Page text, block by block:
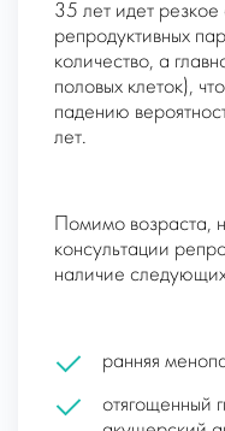
35 лет идет
репродуктивных
количество, а
половых клеток),
падению
лет.
Помимо возраста,
консультации
наличие
ранняя
отягощенный